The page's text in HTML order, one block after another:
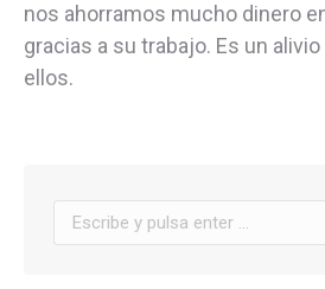
nos ahorramos mucho dinero
gracias a su trabajo. Es un
ellos.
Buscar: